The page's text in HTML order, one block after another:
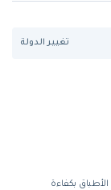
تغيير الدولة
غسل الأطباق بكفاءة